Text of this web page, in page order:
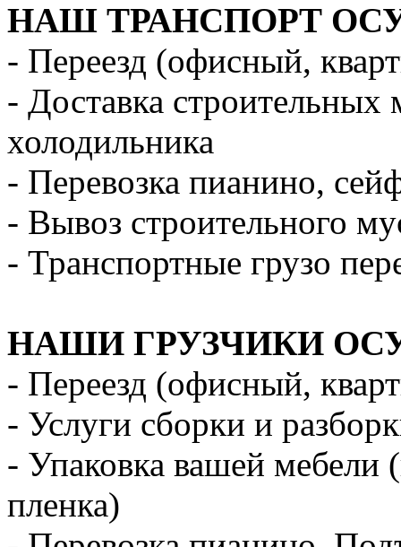
НАШ ТРАНСПОРТ
- Переезд (офисный,
- Доставка
холодильника
- Перевозка пианино,
- Вывоз строительного
- Транспортные грузо
НАШИ ГРУЗЧИКИ
- Переезд (офисный,
- Услуги сборки и
- Упаковка вашей мебели
пленка)